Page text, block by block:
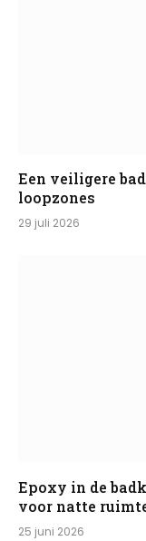
Een veiligere
loopzones
29 juli 2026
Epoxy in de
voor natte
25 juni 2026